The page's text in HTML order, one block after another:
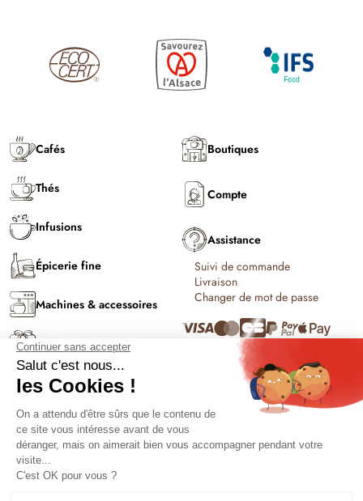
Cafés
Thés
Infusions
Épicerie fine
Machines & accessoires
Coffrets & cadeaux
C'est l'été !
Boutiques
Compte
Assistance
Suivi de commande
Livraison
Changer de mot de passe
Solutions PRO
Conditions générales de vente et